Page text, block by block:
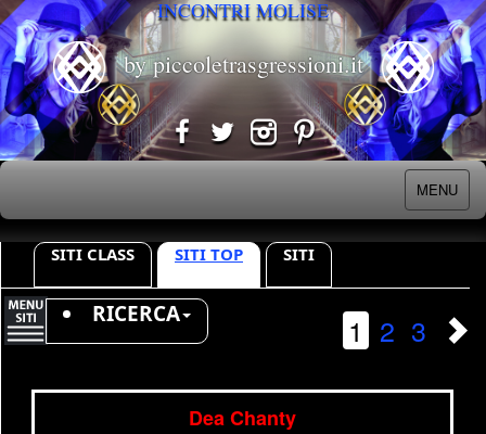
INCONTRI MOLISE
by piccoletrasgressioni.it
MENU
SITI CLASS SITI TOP SITI
RICERCA 1 2 3
Dea Chanty